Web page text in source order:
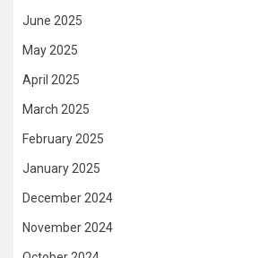
June 2025
May 2025
April 2025
March 2025
February 2025
January 2025
December 2024
November 2024